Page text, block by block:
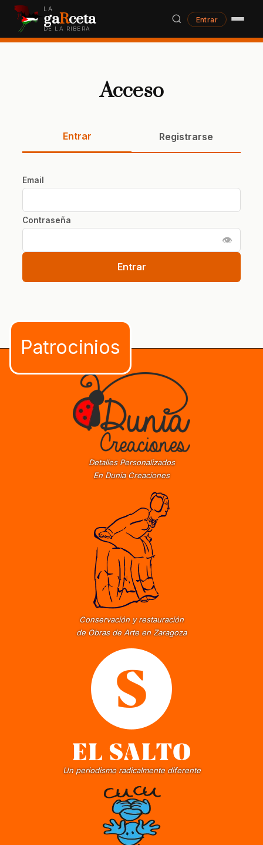
LA
gaRceta
DE LA RIBERA
Entrar
Acceso
Entrar Registrarse
Email
Contraseña
👁
Entrar
Detalles Personalizados
En Dunia Creaciones
Conservación y restauración
de Obras de Arte en Zaragoza
Un periodismo radicalmente diferente